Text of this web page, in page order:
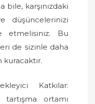
bile, karşınızdaki
düşüncelerinizi
etmelisiniz. Bu
de sizinle daha
Katkılar:
ortamı